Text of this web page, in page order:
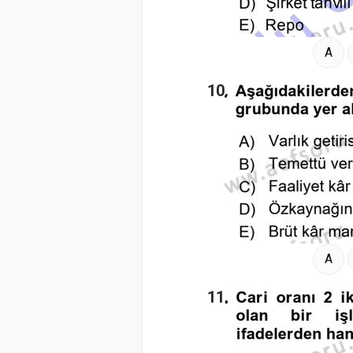
A
10.
A
11.